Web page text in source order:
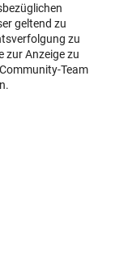
geltend zu
zu
zur Anzeige zu
Team